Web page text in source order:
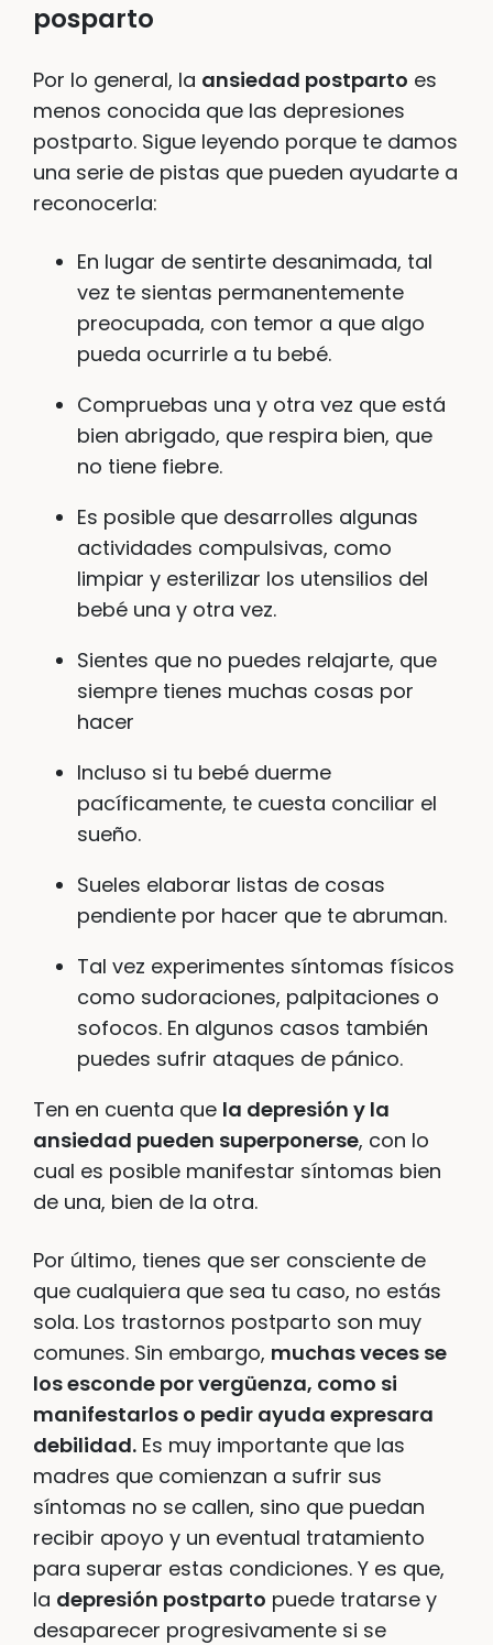
posparto
Por lo general, la ansiedad postparto es
menos conocida que las depresiones
postparto. Sigue leyendo porque te damos
una serie de pistas que pueden ayudarte a
reconocerla:
En lugar de sentirte desanimada, tal
vez te sientas permanentemente
preocupada, con temor a que algo
pueda ocurrirle a tu bebé.
Compruebas una y otra vez que está
bien abrigado, que respira bien, que
no tiene fiebre.
Es posible que desarrolles algunas
actividades compulsivas, como
limpiar y esterilizar los utensilios del
bebé una y otra vez.
Sientes que no puedes relajarte, que
siempre tienes muchas cosas por
hacer
Incluso si tu bebé duerme
pacíficamente, te cuesta conciliar el
sueño.
Sueles elaborar listas de cosas
pendiente por hacer que te abruman.
Tal vez experimentes síntomas físicos
como sudoraciones, palpitaciones o
sofocos. En algunos casos también
puedes sufrir ataques de pánico.
Ten en cuenta que la depresión y la
ansiedad pueden superponerse, con lo
cual es posible manifestar síntomas bien
de una, bien de la otra.
Por último, tienes que ser consciente de
que cualquiera que sea tu caso, no estás
sola. Los trastornos postparto son muy
comunes. Sin embargo, muchas veces se
los esconde por vergüenza, como si
manifestarlos o pedir ayuda expresara
debilidad. Es muy importante que las
madres que comienzan a sufrir sus
síntomas no se callen, sino que puedan
recibir apoyo y un eventual tratamiento
para superar estas condiciones. Y es que,
la depresión postparto puede tratarse y
desaparecer progresivamente si se